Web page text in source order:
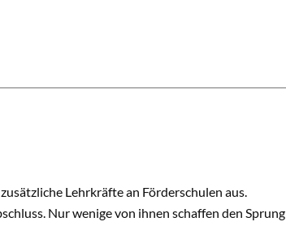
Lehrkräfte an Förderschulen aus.
Nur wenige von ihnen schaffen den Sprung